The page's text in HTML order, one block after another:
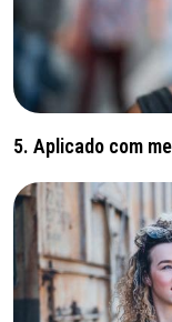
5. Aplicado com